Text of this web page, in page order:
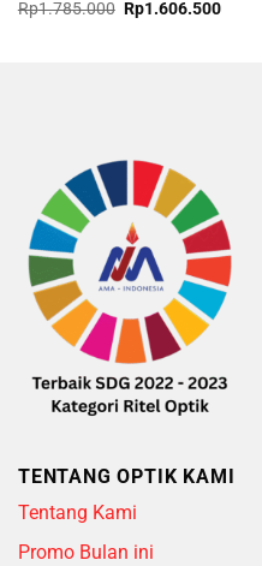
Rated
Rp1.785.000 Original
price
Rp1.606.500
TENTANG OPTIK KAMI
Tentang Kami
Promo Bulan ini